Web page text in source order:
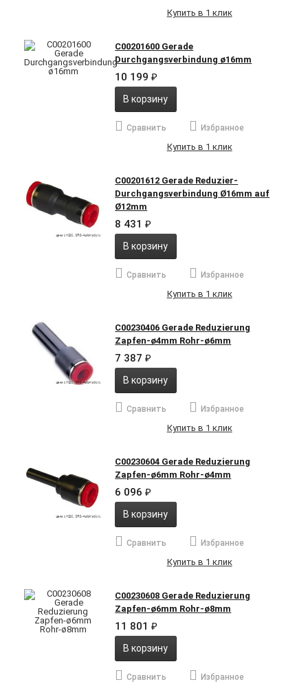
Купить в 1 клик
C00201600 Gerade
Durchgangsverbindung ø16mm
10 199₽
В корзину
Сравнить Избранное
Купить в 1 клик
C00201612 Gerade Reduzier-
Durchgangsverbindung Ø16mm auf
Ø12mm
8 431₽
В корзину
Сравнить Избранное
Купить в 1 клик
C00230406 Gerade Reduzierung
Zapfen-ø4mm Rohr-ø6mm
7 387₽
В корзину
Сравнить Избранное
Купить в 1 клик
C00230604 Gerade Reduzierung
Zapfen-ø6mm Rohr-ø4mm
6 096₽
В корзину
Сравнить Избранное
Купить в 1 клик
C00230608 Gerade Reduzierung
Zapfen-ø6mm Rohr-ø8mm
11 801₽
В корзину
Сравнить Избранное